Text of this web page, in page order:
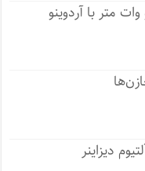
متر با آردوینو
دیزاینر